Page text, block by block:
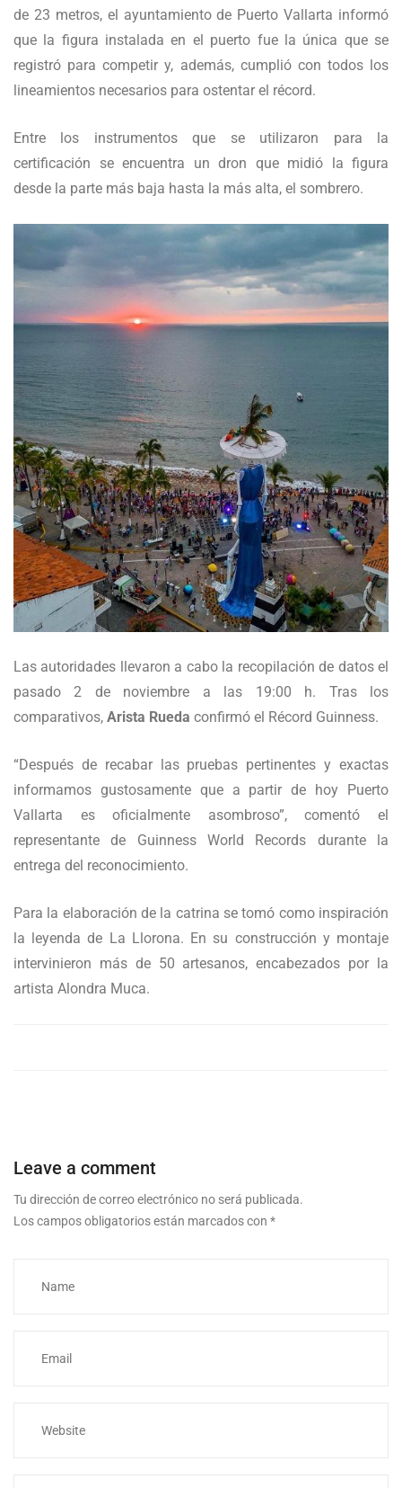
de 23 metros, el ayuntamiento de Puerto Vallarta informó
que la figura instalada en el puerto fue la única que se
registró para competir y, además, cumplió con todos los
lineamientos necesarios para ostentar el récord.
Entre los instrumentos que se utilizaron para la
certificación se encuentra un dron que midió la figura
desde la parte más baja hasta la más alta, el sombrero.
Las autoridades llevaron a cabo la recopilación de datos el
pasado 2 de noviembre a las 19:00 h. Tras los
comparativos, Arista Rueda confirmó el Récord Guinness.
“Después de recabar las pruebas pertinentes y exactas
informamos gustosamente que a partir de hoy Puerto
Vallarta es oficialmente asombroso”, comentó el
representante de Guinness World Records durante la
entrega del reconocimiento.
Para la elaboración de la catrina se tomó como inspiración
la leyenda de La Llorona. En su construcción y montaje
intervinieron más de 50 artesanos, encabezados por la
artista Alondra Muca.
Leave a comment
Tu dirección de correo electrónico no será publicada.
Los campos obligatorios están marcados con *